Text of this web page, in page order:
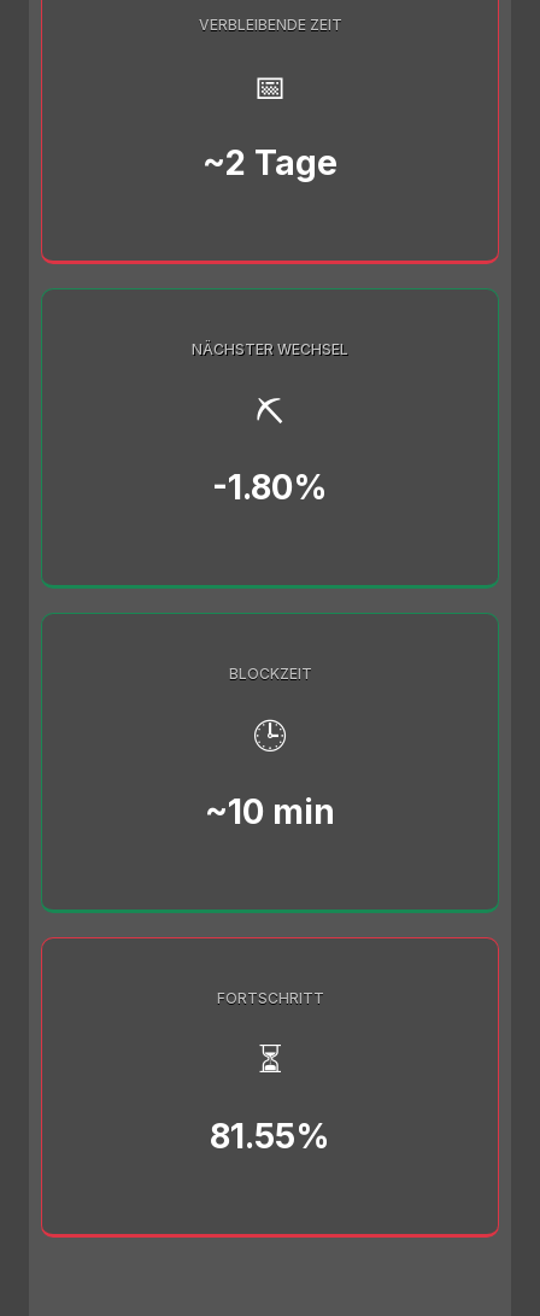
VERBLEIBENDE ZEIT
📅
~2 Tage
NÄCHSTER WECHSEL
⛏️
-1.80%
BLOCKZEIT
🕒
~10 min
FORTSCHRITT
⏳
81.55%